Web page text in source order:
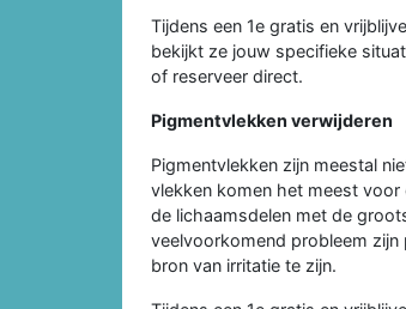
Tijdens een 1e gratis en
bekijkt ze jouw specifieke
of reserveer direct.
Pigmentvlekken verwijderen
Pigmentvlekken zijn meestal
vlekken komen het meest
de lichaamsdelen met de
veelvoorkomend probleem
bron van irritatie te zijn.